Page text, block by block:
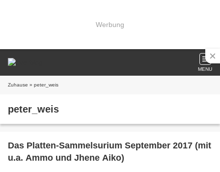
Werbung
MENU
Zuhause » peter_weis
peter_weis
Das Platten-Sammelsurium September 2017 (mit
u.a. Ammo und Jhene Aiko)